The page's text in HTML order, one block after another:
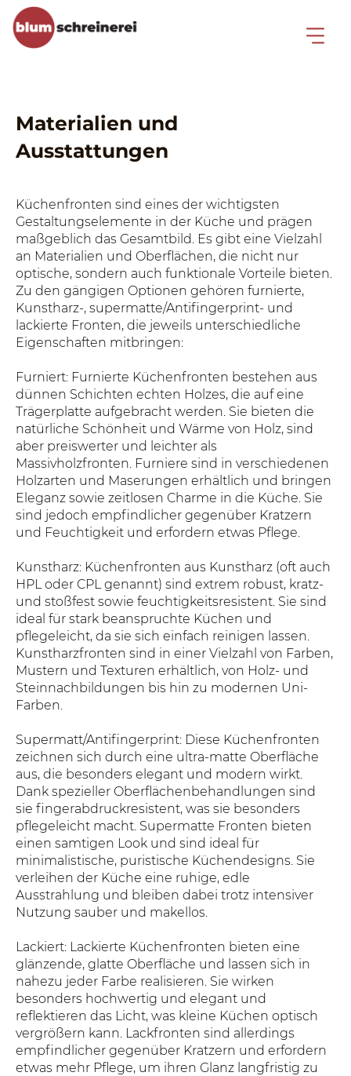
Materialien und
Ausstattungen
Küchenfronten sind eines der wichtigsten
Gestaltungselemente in der Küche und prägen
maßgeblich das Gesamtbild. Es gibt eine Vielzahl
an Materialien und Oberflächen, die nicht nur
optische, sondern auch funktionale Vorteile bieten.
Zu den gängigen Optionen gehören furnierte,
Kunstharz-, supermatte/Antifingerprint- und
lackierte Fronten, die jeweils unterschiedliche
Eigenschaften mitbringen:
Furniert: Furnierte Küchenfronten bestehen aus
dünnen Schichten echten Holzes, die auf eine
Trägerplatte aufgebracht werden. Sie bieten die
natürliche Schönheit und Wärme von Holz, sind
aber preiswerter und leichter als
Massivholzfronten. Furniere sind in verschiedenen
Holzarten und Maserungen erhältlich und bringen
Eleganz sowie zeitlosen Charme in die Küche. Sie
sind jedoch empfindlicher gegenüber Kratzern
und Feuchtigkeit und erfordern etwas Pflege.
Kunstharz: Küchenfronten aus Kunstharz (oft auch
HPL oder CPL genannt) sind extrem robust, kratz-
und stoßfest sowie feuchtigkeitsresistent. Sie sind
ideal für stark beanspruchte Küchen und
pflegeleicht, da sie sich einfach reinigen lassen.
Kunstharzfronten sind in einer Vielzahl von Farben,
Mustern und Texturen erhältlich, von Holz- und
Steinnachbildungen bis hin zu modernen Uni-
Farben.
Supermatt/Antifingerprint: Diese Küchenfronten
zeichnen sich durch eine ultra-matte Oberfläche
aus, die besonders elegant und modern wirkt.
Dank spezieller Oberflächenbehandlungen sind
sie fingerabdruckresistent, was sie besonders
pflegeleicht macht. Supermatte Fronten bieten
einen samtigen Look und sind ideal für
minimalistische, puristische Küchendesigns. Sie
verleihen der Küche eine ruhige, edle
Ausstrahlung und bleiben dabei trotz intensiver
Nutzung sauber und makellos.
Lackiert: Lackierte Küchenfronten bieten eine
glänzende, glatte Oberfläche und lassen sich in
nahezu jeder Farbe realisieren. Sie wirken
besonders hochwertig und elegant und
reflektieren das Licht, was kleine Küchen optisch
vergrößern kann. Lackfronten sind allerdings
empfindlicher gegenüber Kratzern und erfordern
etwas mehr Pflege, um ihren Glanz langfristig zu